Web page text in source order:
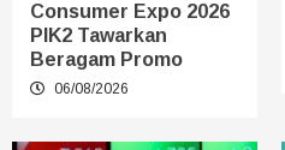
Consumer Expo 2026
PIK2 Tawarkan
Beragam Promo
06/08/2026